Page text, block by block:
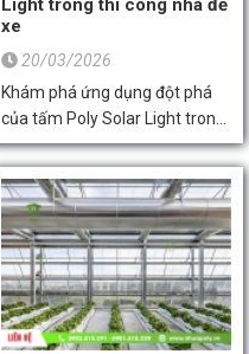
cấp tấm nhựa PVC công
thước thì có thể liên hệ ngay
Toàn Thắng Sài Gòn nhé.
xe
20/03/2026
Khám phá ứng dụng đột phá
của tấm Poly Solar Light trong
thi công nhà để xe. Giải pháp
tối ưu giúp chống nóng, lấy
sáng tự nhiên và bảo vệ
phương tiện bền bỉ. Xem ngay
báo giá và kỹ thuật thi công
chuẩn từ Toàn Thắng Sài Gòn.